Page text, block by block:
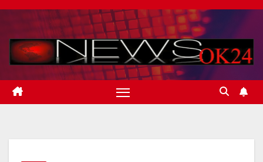
Skip
content